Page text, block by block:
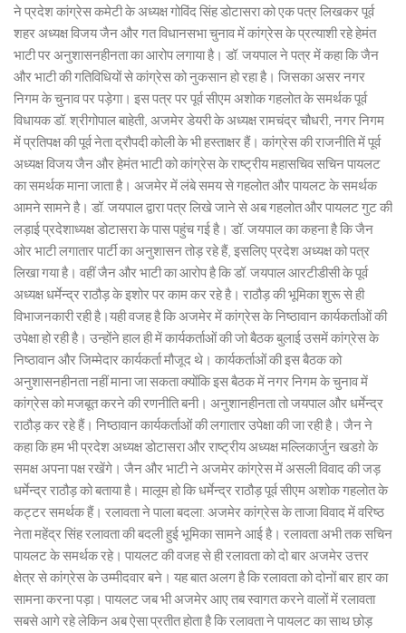
ने प्रदेश कांग्रेस कमेटी के अध्यक्ष गोविंद सिंह डोटासरा को एक पत्र लिखकर पूर्व
शहर अध्यक्ष विजय जैन और गत विधानसभा चुनाव में कांग्रेस के प्रत्याशी रहे हेमंत
भाटी पर अनुशासनहीनता का आरोप लगाया है। डॉ. जयपाल ने पत्र में कहा कि जैन
और भाटी की गतिविधियों से कांग्रेस को नुकसान हो रहा है। जिसका असर नगर
निगम के चुनाव पर पड़ेगा। इस पत्र पर पूर्व सीएम अशोक गहलोत के समर्थक पूर्व
विधायक डॉ. श्रीगोपाल बाहेती, अजमेर डेयरी के अध्यक्ष रामचंद्र चौधरी, नगर निगम
में प्रतिपक्ष की पूर्व नेता द्रौपदी कोली के भी हस्ताक्षर हैं। कांग्रेस की राजनीति में पूर्व
अध्यक्ष विजय जैन और हेमंत भाटी को कांग्रेस के राष्ट्रीय महासचिव सचिन पायलट
का समर्थक माना जाता है। अजमेर में लंबे समय से गहलोत और पायलट के समर्थक
आमने सामने है। डॉ. जयपाल द्वारा पत्र लिखे जाने से अब गहलोत और पायलट गुट की
लड़ाई प्रदेशाध्यक्ष डोटासरा के पास पहुंच गई है। डॉ. जयपाल का कहना है कि जैन
ओर भाटी लगातार पार्टी का अनुशासन तोड़ रहे हैं, इसलिए प्रदेश अध्यक्ष को पत्र
लिखा गया है। वहीं जैन और भाटी का आरोप है कि डॉ. जयपाल आरटीडीसी के पूर्व
अध्यक्ष धर्मेन्द्र राठौड़ के इशोर पर काम कर रहे है। राठौड़ की भूमिका शुरू से ही
विभाजनकारी रही है।यही वजह है कि अजमेर में कांग्रेस के निष्ठावान कार्यकर्ताओं की
उपेक्षा हो रही है। उन्होंने हाल ही में कार्यकर्ताओं की जो बैठक बुलाई उसमें कांग्रेस के
निष्ठावान और जिम्मेदार कार्यकर्ता मौजूद थे। कार्यकर्ताओं की इस बैठक को
अनुशासनहीनता नहीं माना जा सकता क्योंकि इस बैठक में नगर निगम के चुनाव में
कांग्रेस को मजबूत करने की रणनीति बनी। अनुशानहीनता तो जयपाल और धर्मेन्द्र
राठौड़ कर रहे हैं। निष्ठावान कार्यकर्ताओं की लगातार उपेक्षा की जा रही है। जैन ने
कहा कि हम भी प्रदेश अध्यक्ष डोटासरा और राष्ट्रीय अध्यक्ष मल्लिकार्जुन खडग़े के
समक्ष अपना पक्ष रखेंगे। जैन और भाटी ने अजमेर कांग्रेस में असली विवाद की जड़
धर्मेन्द्र राठौड़ को बताया है। मालूम हो कि धर्मेन्द्र राठौड़ पूर्व सीएम अशोक गहलोत के
कट्टर समर्थक हैं। रलावता ने पाला बदला: अजमेर कांग्रेस के ताजा विवाद में वरिष्ठ
नेता महेंद्र सिंह रलावता की बदली हुई भूमिका सामने आई है। रलावता अभी तक सचिन
पायलट के समर्थक रहे। पायलट की वजह से ही रलावता को दो बार अजमेर उत्तर
क्षेत्र से कांग्रेस के उम्मीदवार बने। यह बात अलग है कि रलावता को दोनों बार हार का
सामना करना पड़ा। पायलट जब भी अजमेर आए तब स्वागत करने वालों में रलावता
सबसे आगे रहे लेकिन अब ऐसा प्रतीत होता है कि रलावता ने पायलट का साथ छोड़